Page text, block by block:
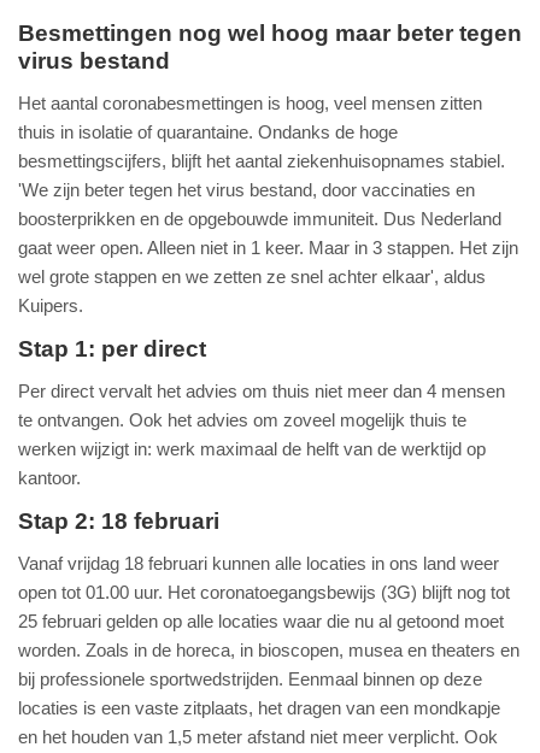
Besmettingen nog wel hoog maar beter tegen
virus bestand
Het aantal coronabesmettingen is hoog, veel mensen zitten
thuis in isolatie of quarantaine. Ondanks de hoge
besmettingscijfers, blijft het aantal ziekenhuisopnames stabiel.
'We zijn beter tegen het virus bestand, door vaccinaties en
boosterprikken en de opgebouwde immuniteit. Dus Nederland
gaat weer open. Alleen niet in 1 keer. Maar in 3 stappen. Het zijn
wel grote stappen en we zetten ze snel achter elkaar', aldus
Kuipers.
Stap 1: per direct
Per direct vervalt het advies om thuis niet meer dan 4 mensen
te ontvangen. Ook het advies om zoveel mogelijk thuis te
werken wijzigt in: werk maximaal de helft van de werktijd op
kantoor.
Stap 2: 18 februari
Vanaf vrijdag 18 februari kunnen alle locaties in ons land weer
open tot 01.00 uur. Het coronatoegangsbewijs (3G) blijft nog tot
25 februari gelden op alle locaties waar die nu al getoond moet
worden. Zoals in de horeca, in bioscopen, musea en theaters en
bij professionele sportwedstrijden. Eenmaal binnen op deze
locaties is een vaste zitplaats, het dragen van een mondkapje
en het houden van 1,5 meter afstand niet meer verplicht. Ook